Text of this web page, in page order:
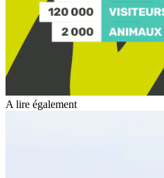
A lire également